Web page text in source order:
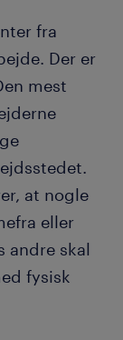
fra
Der er
mest
at nogle
eller
andre skal
fysisk